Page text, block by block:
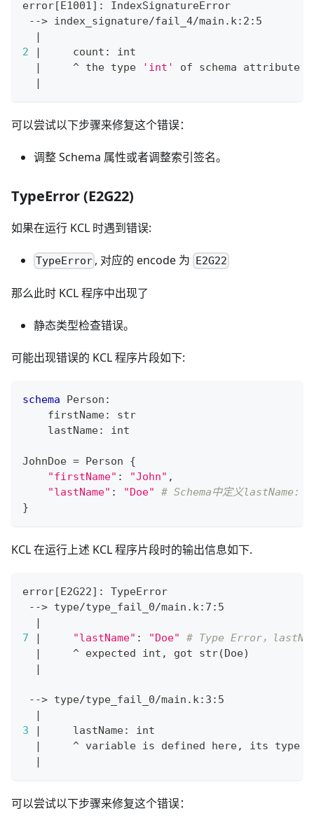
error[E1001] : IndexSignatureError
--> index_signature/fail_4/main.k:2:5
|
2
|
     count: int
|
     ^ the
type 'int' of schema attribute
|
可以尝试以下步骤来修复这个错误：
调整 Schema 属性或者调整索引签名。
TypeError (E2G22)
如果在运行 KCL 时遇到错误:
TypeError , 对应的 encode 为 E2G22
那么此时 KCL 程序中出现了
静态类型检查错误。
可能出现错误的 KCL 程序片段如下:
schema Person :
    firstName
:
str
    lastName
: int
JohnDoe = Person {
"firstName" : "John" ,
"lastName" : "Doe"
# Schema中定义lastName:
}
KCL 在运行上述 KCL 程序片段时的输出信息如下.
error[E2G22] : TypeError
--> type/type_fail_0/main.k:7:5
|
7
| "lastName" : "Doe"
# Type Error，
|
     ^ expected int, got str
(Doe)
|
--> type/type_fail_0/main.k:3:5
|
3
|
     lastName: int
|
     ^ variable is defined here, its
type
|
可以尝试以下步骤来修复这个错误：